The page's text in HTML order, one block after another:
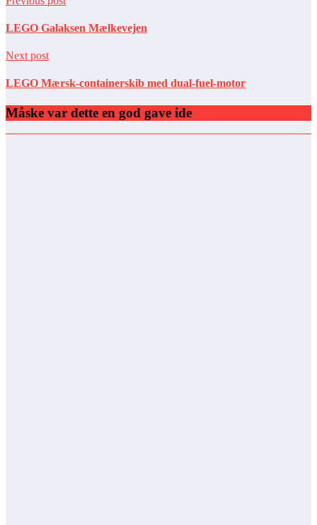
LEGO Galaksen Mælkevejen
Next post
LEGO Mærsk-containerskib med dual-fuel-motor
Måske var dette en god gave ide